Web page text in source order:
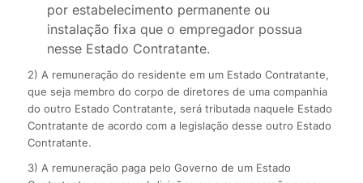
por estabelecimento permanente ou
instalação fixa que o empregador possua
nesse Estado Contratante.
2) A remuneração do residente em um Estado Contratante,
que seja membro do corpo de diretores de uma companhia
do outro Estado Contratante, será tributada naquele Estado
Contratante de acordo com a legislação desse outro Estado
Contratante.
3) A remuneração paga pelo Governo de um Estado